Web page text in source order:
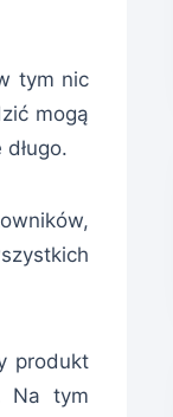
tym nic
mogą
produkt
Na tym